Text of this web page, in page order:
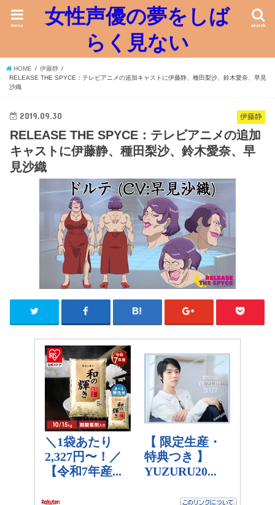
女性声優の夢をしば
らく見ない
search
menu
HOME
伊藤静
RELEASE THE SPYCE：テレビアニメの追加キャストに伊藤静、種田梨沙、鈴木愛奈、早見
沙織
伊藤静
2019.09.30
RELEASE THE SPYCE：テレビアニメの追加
キャストに伊藤静、種田梨沙、鈴木愛奈、早
見沙織